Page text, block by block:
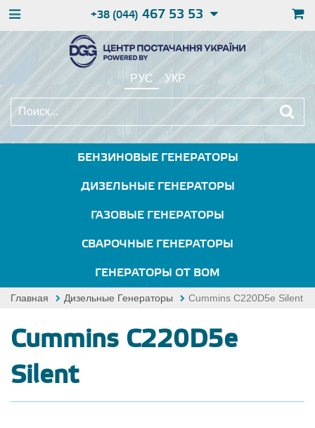
+38 (044) 467 53 53
РУС УКР
БЕНЗИНОВЫЕ ГЕНЕРАТОРЫ
ДИЗЕЛЬНЫЕ ГЕНЕРАТОРЫ
ГАЗОВЫЕ ГЕНЕРАТОРЫ
СВАРОЧНЫЕ ГЕНЕРАТОРЫ
ГЕНЕРАТОРЫ ОТ ВОМ
Главная Дизельные Генераторы Cummins C220D5e Silent
Cummins C220D5e
Silent